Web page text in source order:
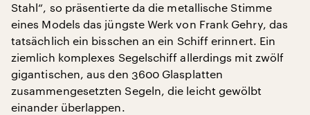
Stahl“, so präsentierte da die metallische Stimme
eines Models das jüngste Werk von Frank Gehry, das
tatsächlich ein bisschen an ein Schiff erinnert. Ein
ziemlich komplexes Segelschiff allerdings mit zwölf
gigantischen, aus den 3600 Glasplatten
zusammengesetzten Segeln, die leicht gewölbt
einander überlappen.